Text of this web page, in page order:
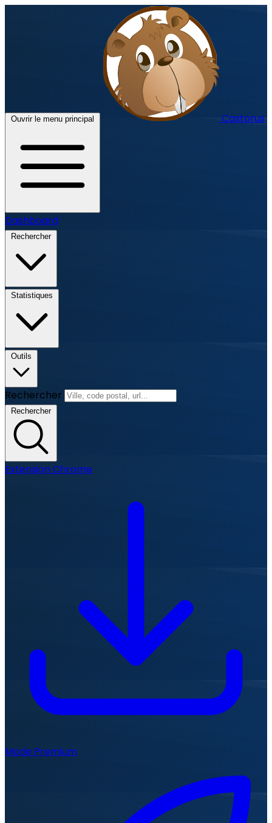
Ouvrir le menu principal Castorus
Dashboard
Rechercher
Statistiques
Outils
Rechercher
Rechercher
Extension Chrome
Mode Premium